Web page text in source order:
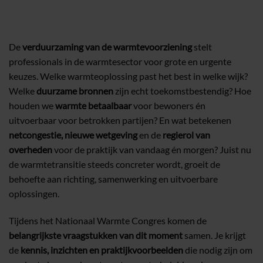
Deverduurzaming van de warmtevoorzieningstelt
professionals in de warmtesector voor grote en urgente
keuzes. Welke warmteoplossing past het best in welke wijk?
Welkeduurzame bronnen zijn echt toekomstbestendig? Hoe
houden wewarmte betaalbaarvoor bewoners én
uitvoerbaar voor betrokken partijen? En wat betekenen
netcongestie, nieuwe wetgevingen de regierol van
overhedenvoor de praktijk van vandaag én morgen? Juist nu
de warmtetransitie steeds concreter wordt, groeit de
behoefte aan richting, samenwerking en uitvoerbare
oplossingen.
Tijdens het Nationaal Warmte Congres komen de
belangrijkste vraagstukken van dit moment samen. Je krijgt
de kennis, inzichten en praktijkvoorbeelden die nodig zijn om